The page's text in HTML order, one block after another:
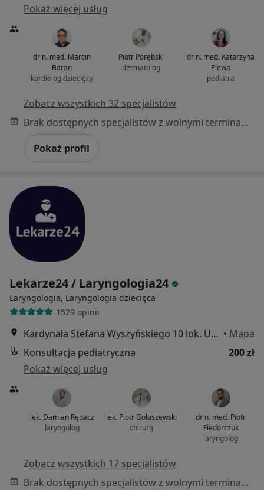
Pokaż więcej usług
dr n. med. Marcin
Baran
kardiolog dziecięcy
Piotr Porębski
dermatolog
dr n. med. Katarzyna
Plewa
pediatra
Zobacz wszystkich 32 specjalistów
Brak dostępnych specjalistów z wolnymi terminami w tym centrum medycznym.
Pokaż profil
Lekarze24 / Laryngologia24
Laryngologia, Laryngologia dziecięca
1529 opinii
Kardynała Stefana Wyszyńskiego 10 lok. U8, Białystok • Mapa
Konsultacja pediatryczna
200 zł
Pokaż więcej usług
lek. Damian Rębacz
laryngolog
lek. Piotr Gołaszewski
chirurg
dr n. med. Piotr
Fiedorczuk
laryngolog
Zobacz wszystkich 17 specjalistów
Brak dostępnych specjalistów z wolnymi terminami w tym centrum medycznym.